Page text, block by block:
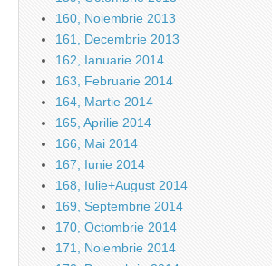
160, Noiembrie 2013
161, Decembrie 2013
162, Ianuarie 2014
163, Februarie 2014
164, Martie 2014
165, Aprilie 2014
166, Mai 2014
167, Iunie 2014
168, Iulie+August 2014
169, Septembrie 2014
170, Octombrie 2014
171, Noiembrie 2014